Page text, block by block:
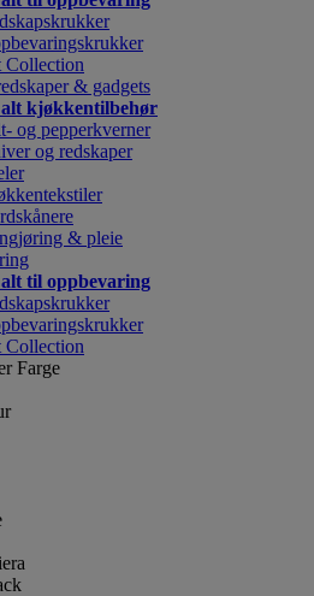
Collection
& gadgets
alt kjøkkentilbehør
og pepperkverner
og redskaper
& pleie
alt til oppbevaring
Collection
Farge